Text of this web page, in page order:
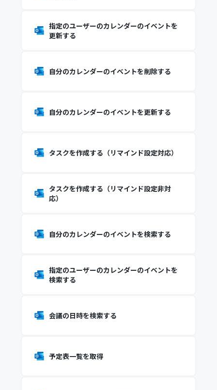
指定のユーザーのカレンダーのイベントを
更新する
自分のカレンダーのイベントを削除する
自分のカレンダーのイベントを更新する
タスクを作成する（リマインド設定対応）
タスクを作成する（リマインド設定非対
応）
自分のカレンダーのイベントを検索する
指定のユーザーのカレンダーのイベントを
検索する
会議の日時を検索する
予定表一覧を取得